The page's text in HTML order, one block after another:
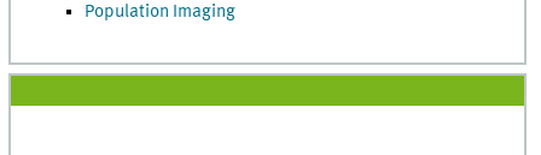
Population Imaging